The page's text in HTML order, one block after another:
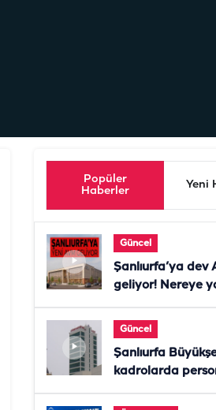
Popüler
Haberler
Yeni
Güncel
Şanlıurfa’ya dev
geliyor! Nereye
Güncel
Şanlıurfa
kadrolarda